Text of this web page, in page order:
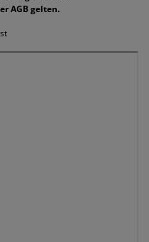
AGB gelten.